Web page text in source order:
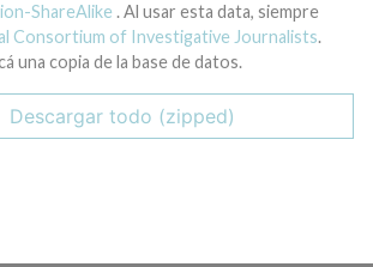
ShareAlike . Al usar esta data, siempre
Consortium of Investigative Journalists.
una copia de la base de datos.
Descargar todo (zipped)